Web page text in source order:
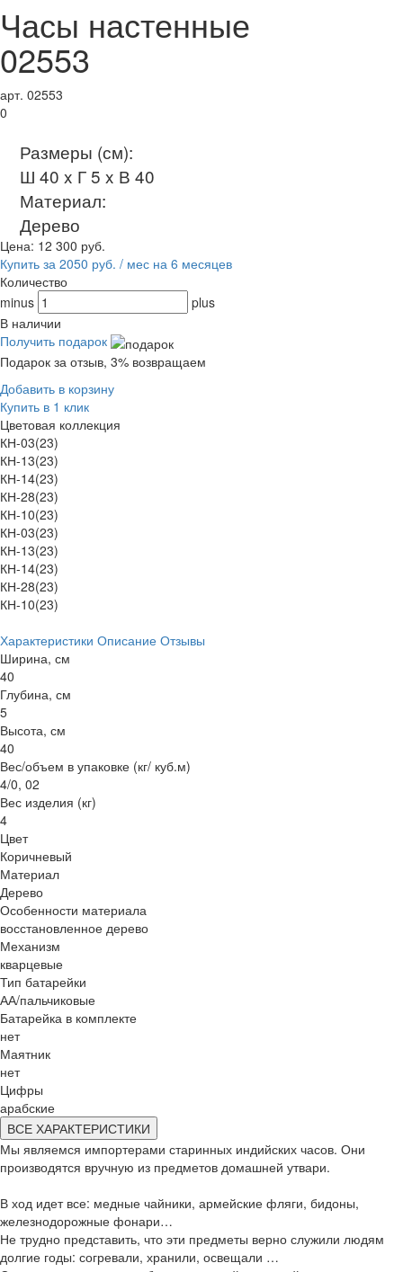
Часы настенные
02553
арт. 02553
0
Размеры (см):
Ш 40 x Г 5 x В 40
Материал:
Дерево
Цена: 12 300 руб.
Купить за 2050 руб. / мес на 6 месяцев
Количество
minus
plus
В наличии
Получить подарок
Подарок за отзыв, 3% возвращаем
Добавить в корзину
Купить в 1 клик
Цветовая коллекция
КН-03(23)
КН-13(23)
КН-14(23)
КН-28(23)
КН-10(23)
КН-03(23)
КН-13(23)
КН-14(23)
КН-28(23)
КН-10(23)
Характеристики Описание Отзывы
Ширина, см
40
Глубина, см
5
Высота, см
40
Вес/объем в упаковке (кг/ куб.м)
4/0, 02
Вес изделия (кг)
4
Цвет
Коричневый
Материал
Дерево
Особенности материала
восстановленное дерево
Механизм
кварцевые
Тип батарейки
АА/пальчиковые
Батарейка в комплекте
нет
Маятник
нет
Цифры
арабские
ВСЕ ХАРАКТЕРИСТИКИ
Мы являемся импортерами старинных индийских часов. Они
производятся вручную из предметов домашней утвари.
В ход идет все: медные чайники, армейские фляги, бидоны,
железнодорожные фонари…
Не трудно представить, что эти предметы верно служили людям
долгие годы: согревали, хранили, освещали …